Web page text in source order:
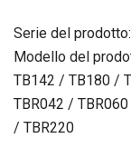
Serie del
Modello del
TB142 / TB180 /
TBR042 /
/ TBR220